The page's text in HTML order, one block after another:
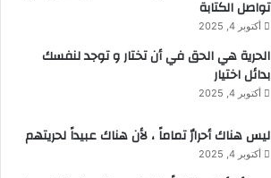
تواصل الكتابة
أكتوبر 4, 2025
الحرية هي الحق في أن تختار و توجد لنفسك
بدائل اختيار
أكتوبر 4, 2025
ليس هناك أحرارٌ تماماً ، لأن هناك عبيداً لحريتهم
أكتوبر 4, 2025